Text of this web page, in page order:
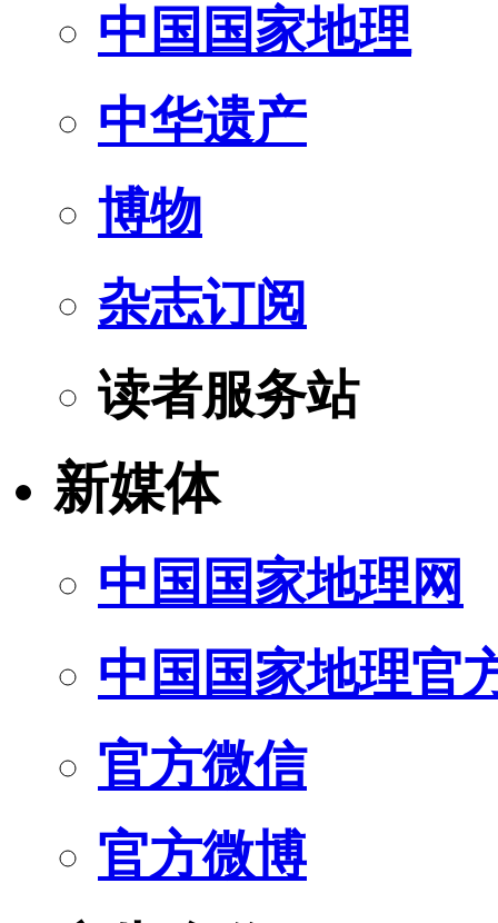
中国国家地理
中华遗产
博物
杂志订阅
读者服务站
新媒体
中国国家地理网
中国国家地理官
官方微信
官方微博